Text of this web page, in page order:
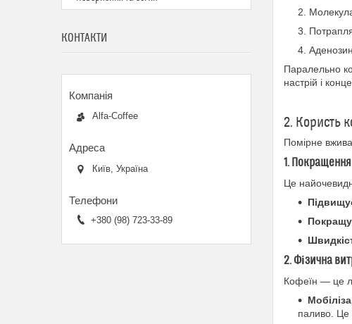
Паралельно
настрій і
2. Користь
Помірне
1.
Це
2. Фізична
Кофеїн — це
паливо. Це
КОНТАКТИ
Alfa-Coffee
Київ, Україна
+380 (98) 723-33-89